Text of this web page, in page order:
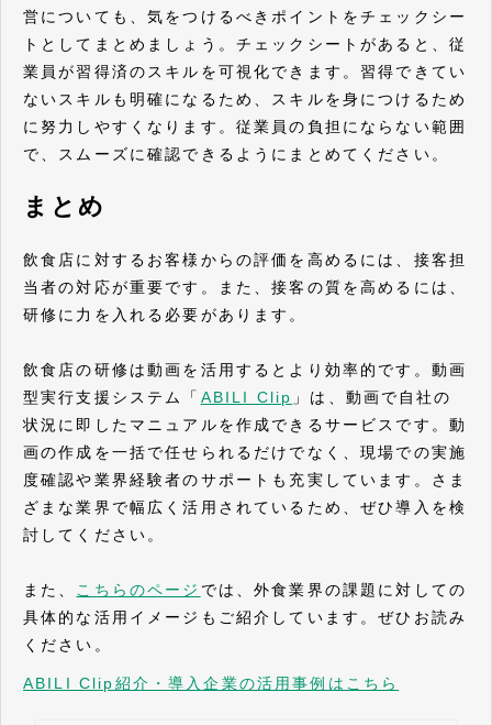
営についても、気をつけるべきポイントをチェックシー
トとしてまとめましょう。チェックシートがあると、従
業員が習得済のスキルを可視化できます。習得できてい
ないスキルも明確になるため、スキルを身につけるため
に努力しやすくなります。従業員の負担にならない範囲
で、スムーズに確認できるようにまとめてください。
まとめ
飲食店に対するお客様からの評価を高めるには、接客担
当者の対応が重要です。また、接客の質を高めるには、
研修に力を入れる必要があります。
飲食店の研修は動画を活用するとより効率的です。動画
型実行支援システム「 ABILI Clip 」は、動画で自社の
状況に即したマニュアルを作成できるサービスです。動
画の作成を一括で任せられるだけでなく、現場での実施
度確認や業界経験者のサポートも充実しています。さま
ざまな業界で幅広く活用されているため、ぜひ導入を検
討してください。
また、 こちらのページ では、外食業界の課題に対しての
具体的な活用イメージもご紹介しています。ぜひお読み
ください。
ABILI Clip紹介・導入企業の活用事例はこちら